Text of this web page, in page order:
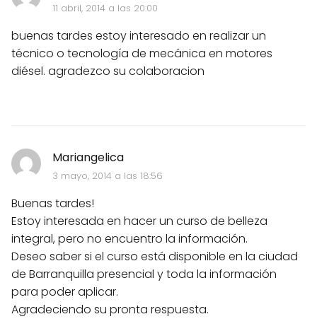
11 abril, 2014 a las 20:00
buenas tardes estoy interesado en realizar un
técnico o tecnología de mecánica en motores
diésel. agradezco su colaboracion
Mariangelica
3 mayo, 2014 a las 18:56
Buenas tardes!
Estoy interesada en hacer un curso de belleza
integral, pero no encuentro la información.
Deseo saber si el curso está disponible en la ciudad
de Barranquilla presencial y toda la información
para poder aplicar.
Agradeciendo su pronta respuesta.